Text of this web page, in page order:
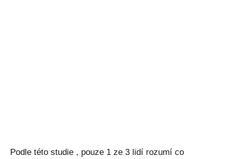
Podle této studie , pouze 1 ze 3 lidí rozumí co